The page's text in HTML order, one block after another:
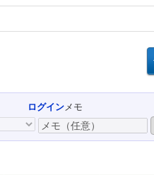
ログインメモ